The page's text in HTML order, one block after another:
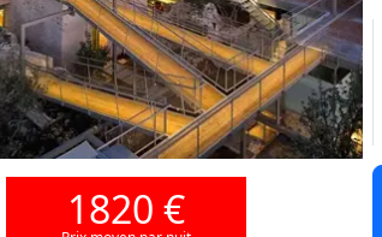
1820 €